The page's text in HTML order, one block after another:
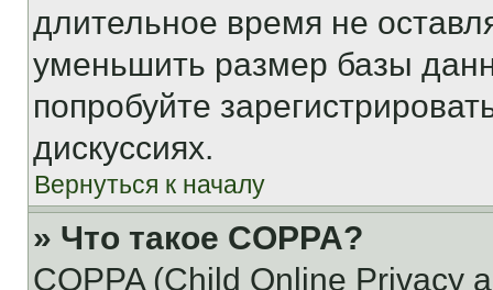
длительное время не
уменьшить размер базы
попробуйте
дискуссиях.
Вернуться к началу
» Что такое COPPA?
COPPA (Child Online Privacy